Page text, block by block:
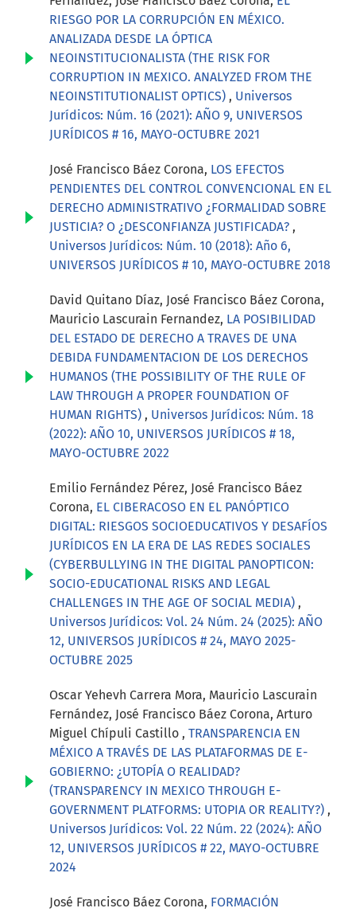
RIESGO POR LA CORRUPCIÓN EN MÉXICO.
ANALIZADA DESDE LA ÓPTICA
NEOINSTITUCIONALISTA (THE RISK FOR
CORRUPTION IN MEXICO. ANALYZED FROM THE
NEOINSTITUTIONALIST OPTICS) , Universos
Jurídicos: Núm. 16 (2021): AÑO 9, UNIVERSOS
JURÍDICOS # 16, MAYO-OCTUBRE 2021
José Francisco Báez Corona, LOS EFECTOS
PENDIENTES DEL CONTROL CONVENCIONAL EN EL
DERECHO ADMINISTRATIVO ¿FORMALIDAD SOBRE
JUSTICIA? O ¿DESCONFIANZA JUSTIFICADA? ,
Universos Jurídicos: Núm. 10 (2018): Año 6,
UNIVERSOS JURÍDICOS # 10, MAYO-OCTUBRE 2018
David Quitano Díaz, José Francisco Báez Corona,
Mauricio Lascurain Fernandez, LA POSIBILIDAD
DEL ESTADO DE DERECHO A TRAVES DE UNA
DEBIDA FUNDAMENTACION DE LOS DERECHOS
HUMANOS (THE POSSIBILITY OF THE RULE OF
LAW THROUGH A PROPER FOUNDATION OF
HUMAN RIGHTS) , Universos Jurídicos: Núm. 18
(2022): AÑO 10, UNIVERSOS JURÍDICOS # 18,
MAYO-OCTUBRE 2022
Emilio Fernández Pérez, José Francisco Báez
Corona, EL CIBERACOSO EN EL PANÓPTICO
DIGITAL: RIESGOS SOCIOEDUCATIVOS Y DESAFÍOS
JURÍDICOS EN LA ERA DE LAS REDES SOCIALES
(CYBERBULLYING IN THE DIGITAL PANOPTICON:
SOCIO-EDUCATIONAL RISKS AND LEGAL
CHALLENGES IN THE AGE OF SOCIAL MEDIA) ,
Universos Jurídicos: Vol. 24 Núm. 24 (2025): AÑO
12, UNIVERSOS JURÍDICOS # 24, MAYO 2025-
OCTUBRE 2025
Oscar Yehevh Carrera Mora, Mauricio Lascurain
Fernández, José Francisco Báez Corona, Arturo
Miguel Chípuli Castillo , TRANSPARENCIA EN
MÉXICO A TRAVÉS DE LAS PLATAFORMAS DE E-
GOBIERNO: ¿UTOPÍA O REALIDAD?
(TRANSPARENCY IN MEXICO THROUGH E-
GOVERNMENT PLATFORMS: UTOPIA OR REALITY?) ,
Universos Jurídicos: Vol. 22 Núm. 22 (2024): AÑO
12, UNIVERSOS JURÍDICOS # 22, MAYO-OCTUBRE
2024
José Francisco Báez Corona, FORMACIÓN